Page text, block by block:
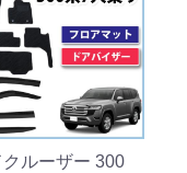
クルーザー 300